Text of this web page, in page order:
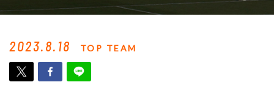
2023.8.18 TOP TEAM